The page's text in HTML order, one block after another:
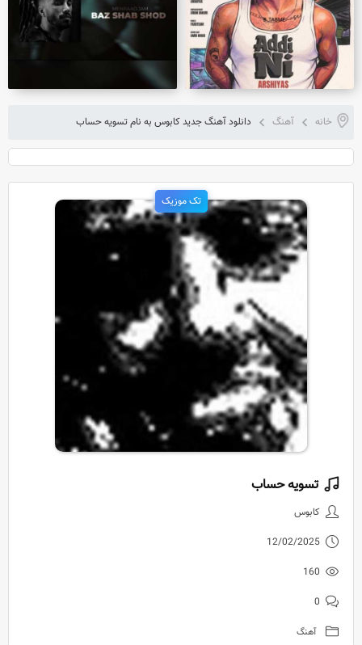
خانه آهنگ دانلود آهنگ جدید کابوس به نام تسویه حساب
تک موزیک
دانلود آهنگ جدید کابوس به
تسویه حساب
کابوس
12/02/2025
160
0
آهنگ